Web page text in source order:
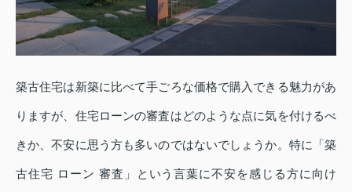
築古住宅は新築に比べて手ごろな価格で購入できる魅力があ
りますが、住宅ローンの審査はどのような点に気を付けるべ
きか、不安に思う方も多いのではないでしょうか。特に「築
古住宅 ローン 審査」という言葉に不安を感じる方に向け